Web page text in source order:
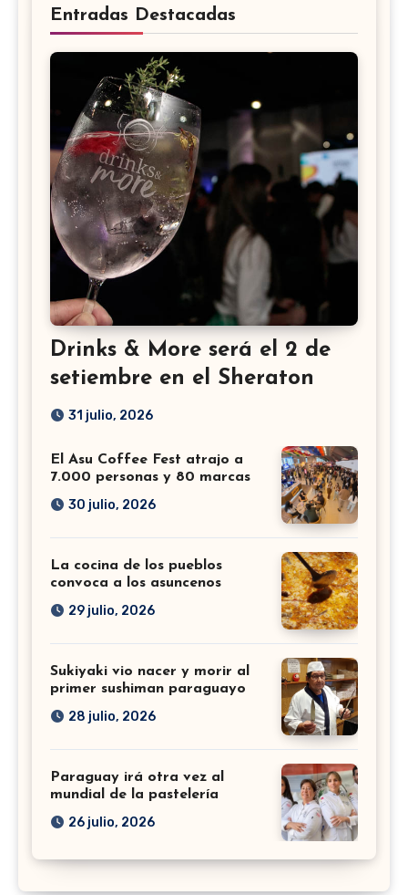
Entradas Destacadas
Drinks & More será el 2 de
setiembre en el Sheraton
31 julio, 2026
El Asu Coffee Fest atrajo a
7.000 personas y 80 marcas
30 julio, 2026
La cocina de los pueblos
convoca a los asuncenos
29 julio, 2026
Sukiyaki vio nacer y morir al
primer sushiman paraguayo
28 julio, 2026
Paraguay irá otra vez al
mundial de la pastelería
26 julio, 2026